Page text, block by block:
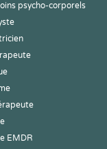
psycho-corporels
EMDR